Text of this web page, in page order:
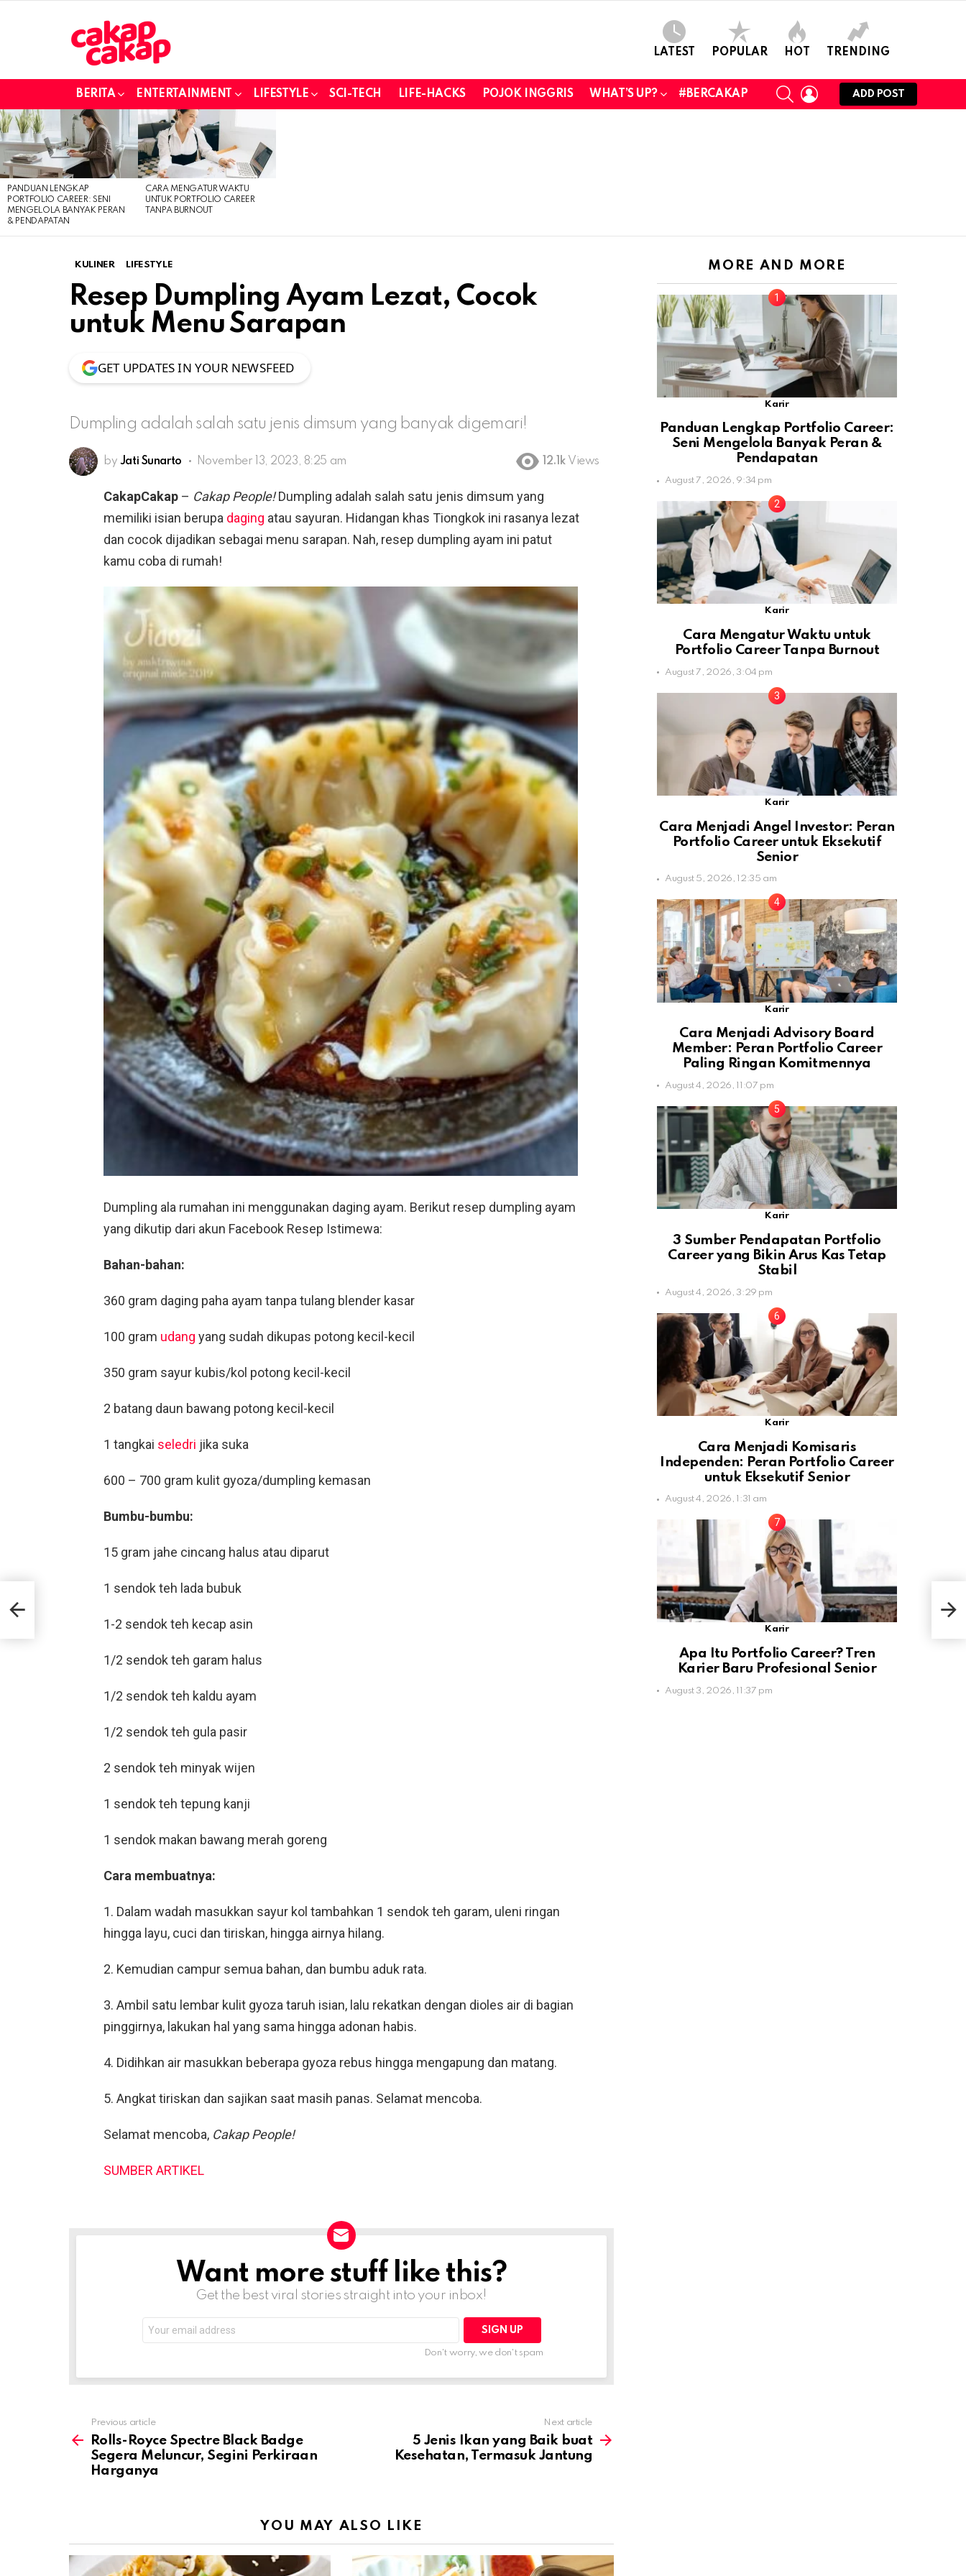
LATEST POPULAR HOT TRENDING
BERITA ENTERTAINMENT LIFESTYLE SCI-TECH LIFE-HACKS POJOK INGGRIS WHAT’S UP? #BERCAKAP
SEARCHLOGIN
ADD POST
LATEST
STORIES
PANDUAN LENGKAP
PORTFOLIO CAREER: SENI
MENGELOLA BANYAK PERAN
& PENDAPATAN
CARA MENGATUR WAKTU
UNTUK PORTFOLIO CAREER
TANPA BURNOUT
KULINER LIFESTYLE
Resep Dumpling Ayam Lezat, Cocok
untuk Menu Sarapan
GET UPDATES IN YOUR NEWSFEED
Dumpling adalah salah satu jenis dimsum yang banyak digemari!
by Jati Sunarto November 13, 2023, 8:25 am 12.1k Views
CakapCakap – Cakap People!Dumpling adalah salah satu jenis dimsum yang
memiliki isian berupa daging atau sayuran. Hidangan khas Tiongkok ini rasanya lezat
dan cocok dijadikan sebagai menu sarapan. Nah, resep dumpling ayam ini patut
kamu coba di rumah!
Dumpling ala rumahan ini menggunakan daging ayam. Berikut resep dumpling ayam
yang dikutip dari akun Facebook Resep Istimewa:
Bahan-bahan:
360 gram daging paha ayam tanpa tulang blender kasar
100 gram udang yang sudah dikupas potong kecil-kecil
350 gram sayur kubis/kol potong kecil-kecil
2 batang daun bawang potong kecil-kecil
1 tangkai seledri jika suka
600 – 700 gram kulit gyoza/dumpling kemasan
Bumbu-bumbu:
15 gram jahe cincang halus atau diparut
1 sendok teh lada bubuk
1-2 sendok teh kecap asin
1/2 sendok teh garam halus
1/2 sendok teh kaldu ayam
1/2 sendok teh gula pasir
2 sendok teh minyak wijen
1 sendok teh tepung kanji
1 sendok makan bawang merah goreng
Cara membuatnya:
1. Dalam wadah masukkan sayur kol tambahkan 1 sendok teh garam, uleni ringan
hingga layu, cuci dan tiriskan, hingga airnya hilang.
2. Kemudian campur semua bahan, dan bumbu aduk rata.
3. Ambil satu lembar kulit gyoza taruh isian, lalu rekatkan dengan dioles air di bagian
pinggirnya, lakukan hal yang sama hingga adonan habis.
4. Didihkan air masukkan beberapa gyoza rebus hingga mengapung dan matang.
5. Angkat tiriskan dan sajikan saat masih panas. Selamat mencoba.
Selamat mencoba, Cakap People!
SUMBER ARTIKEL
NEWSLETTERWant more stuff like this?
Get the best viral stories straight into your inbox!
address:
Don't worry, we don't spam
more
Previous article
Rolls-Royce Spectre Black Badge
Segera Meluncur, Segini Perkiraan
Harganya
Next article
5 Jenis Ikan yang Baik buat
Kesehatan, Termasuk Jantung
YOU MAY ALSO LIKE
MORE AND MORE
Karir
Panduan Lengkap Portfolio Career:
Seni Mengelola Banyak Peran &
Pendapatan
August 7, 2026, 9:34 pm
Karir
Cara Mengatur Waktu untuk
Portfolio Career Tanpa Burnout
August 7, 2026, 3:04 pm
Karir
Cara Menjadi Angel Investor: Peran
Portfolio Career untuk Eksekutif
Senior
August 5, 2026, 12:35 am
Karir
Cara Menjadi Advisory Board
Member: Peran Portfolio Career
Paling Ringan Komitmennya
August 4, 2026, 11:07 pm
Karir
3 Sumber Pendapatan Portfolio
Career yang Bikin Arus Kas Tetap
Stabil
August 4, 2026, 3:29 pm
Karir
Cara Menjadi Komisaris
Independen: Peran Portfolio Career
untuk Eksekutif Senior
August 4, 2026, 1:31 am
Karir
Apa Itu Portfolio Career? Tren
Karier Baru Profesional Senior
August 3, 2026, 11:37 pm
5